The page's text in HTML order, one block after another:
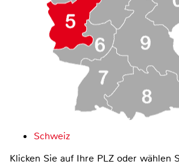
Schweiz
Klicken Sie auf Ihre PLZ oder wählen